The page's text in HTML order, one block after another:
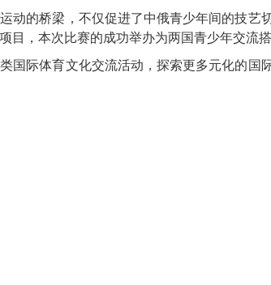
动的桥梁，不仅促进了中俄青少年间的技艺
目，本次比赛的成功举办为两国青少年交流搭
国际体育文化交流活动，探索更多元化的国